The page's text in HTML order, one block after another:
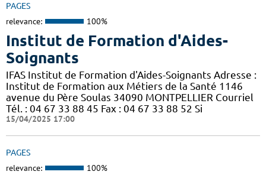
PAGES
relevance: 100%
Institut de Formation d'Aides-
Soignants
IFAS Institut de Formation d'Aides-Soignants Adresse :
Institut de Formation aux Métiers de la Santé 1146
avenue du Père Soulas 34090 MONTPELLIER Courriel
Tél. : 04 67 33 88 45 Fax : 04 67 33 88 52 Si
15/04/2025 17:00
PAGES
relevance: 100%